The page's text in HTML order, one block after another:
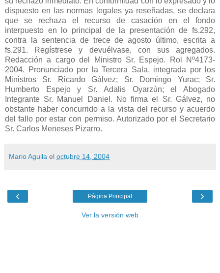
dispuesto en las normas legales ya reseñadas, se declara
que se rechaza el recurso de casación en el fondo
interpuesto en lo principal de la presentación de fs.292,
contra la sentencia de trece de agosto último, escrita a
fs.291. Regístrese y devuélvase, con sus agregados.
Redacción a cargo del Ministro Sr. Espejo. Rol Nº4173-
2004. Pronunciado por la Tercera Sala, integrada por los
Ministros Sr. Ricardo Gálvez; Sr. Domingo Yurac; Sr.
Humberto Espejo y Sr. Adalis Oyarzún; el Abogado
Integrante Sr. Manuel Daniel. No firma el Sr. Gálvez, no
obstante haber concurrido a la vista del recurso y acuerdo
del fallo por estar con permiso. Autorizado por el Secretario
Sr. Carlos Meneses Pizarro.
Mario Aguila el octubre 14, 2004
‹ ›
Página Principal
Ver la versión web